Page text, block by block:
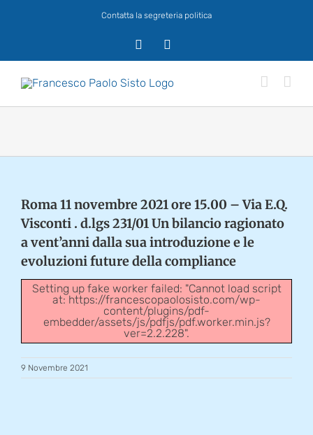
Contatta la segreteria politica
Roma 11 novembre 2021 ore 15.00 – Via E.Q.
Visconti . d.lgs 231/01 Un bilancio ragionato
a vent’anni dalla sua introduzione e le
evoluzioni future della compliance
Setting up fake worker failed: "Cannot load script
at: https://francescopaolosisto.com/wp-
content/plugins/pdf-
embedder/assets/js/pdfjs/pdf.worker.min.js?
ver=2.2.228".
9 Novembre 2021